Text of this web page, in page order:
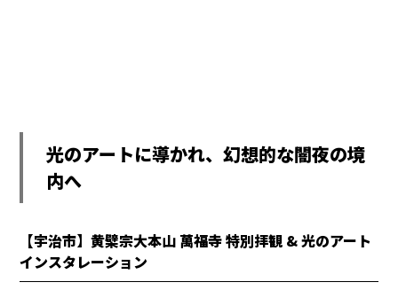
光のアートに導かれ、幻想的な闇夜の境
内へ
【宇治市】黄檗宗大本山 萬福寺 特別拝観 & 光のアート
インスタレーション